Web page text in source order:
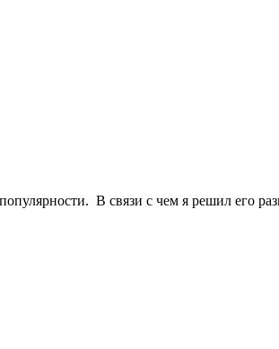
В связи с чем я решил его